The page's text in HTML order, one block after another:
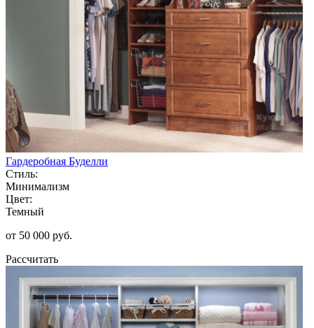
Гардеробная Буделли
Стиль:
Минимализм
Цвет:
Темный
от 50 000 руб.
Рассчитать